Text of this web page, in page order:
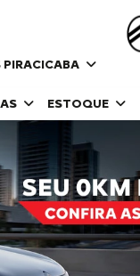
PIRACICABA
ESTOQUE